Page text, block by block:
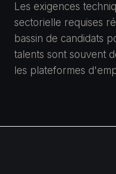
Les exigences
sectorielle requises
bassin de candidats
talents sont souvent
les plateformes